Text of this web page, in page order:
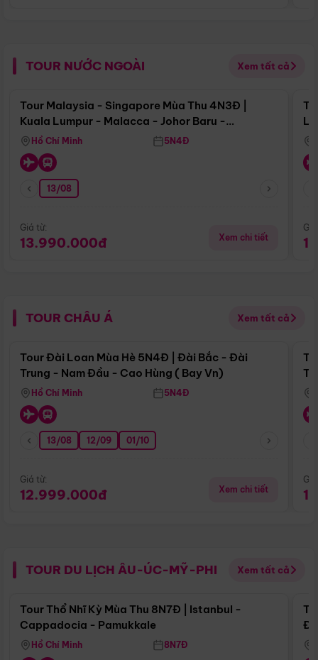
TOUR NƯỚC NGOÀI Xem tất cả
Điểm nổi bật
Tour Malaysia - Singapore Mùa Thu 4N3Đ |
Kuala Lumpur - Malacca - Johor Baru -
Singapore
Hồ Chí Minh 5N4Đ
13/08
Giá từ:
13.990.000đ Xem chi tiết
TOUR CHÂU Á Xem tất cả
Điểm nổi bật
Tour Đài Loan Mùa Hè 5N4Đ | Đài Bắc - Đài
Trung - Nam Đầu - Cao Hùng ( Bay Vn)
Hồ Chí Minh 5N4Đ
13/08 12/09 01/10
Giá từ:
12.999.000đ Xem chi tiết
TOUR DU LỊCH ÂU-ÚC-MỸ-PHI Xem tất cả
Điểm nổi bật
Tour Thổ Nhĩ Kỳ Mùa Thu 8N7Đ | Istanbul -
Cappadocia - Pamukkale
Hồ Chí Minh 8N7Đ